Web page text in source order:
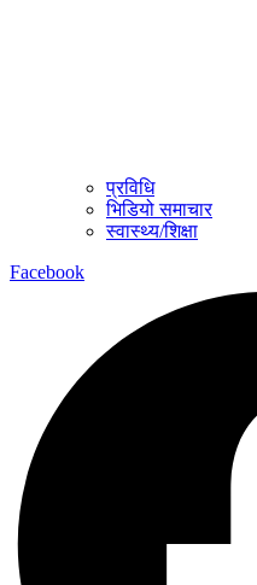
प्रविधि
भिडियो समाचार
स्वास्थ्य/शिक्षा
Facebook